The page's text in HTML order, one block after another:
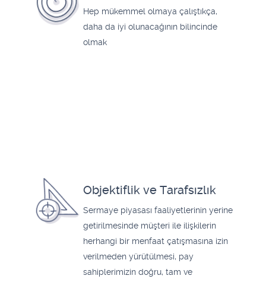
Hep mükemmel olmaya çalıştıkça,
daha da iyi olunacağının bilincinde
olmak
Objektiflik ve Tarafsızlık
Sermaye piyasası faaliyetlerinin yerine
getirilmesinde müşteri ile ilişkilerin
herhangi bir menfaat çatışmasına izin
verilmeden yürütülmesi, pay
sahiplerimizin doğru, tam ve